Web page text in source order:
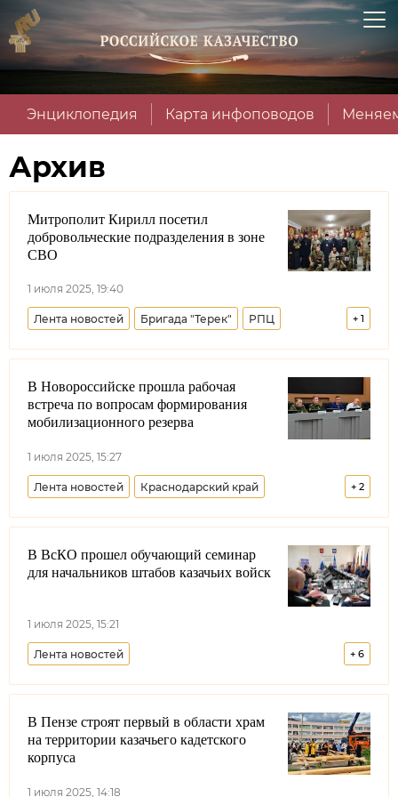
Энциклопедия Карта инфоповодов
Архив
Митрополит Кирилл посетил
добровольческие подразделения в зоне
СВО
1 июля 2025, 19:40
+ 1
Лента новостей Бригада "Терек" РПЦ
Синодальный комитет по взаимодействию с казачеством
В Новороссийске прошла рабочая
встреча по вопросам формирования
мобилизационного резерва
1 июля 2025, 15:27
+ 2
Лента новостей Краснодарский край
Минобороны РФ Черноморское казачье войско
В ВсКО прошел обучающий семинар
для начальников штабов казачьих войск
1 июля 2025, 15:21
+ 6
Лента новостей
Всероссийское казачье общество Москва
Дмитрий Миронов
Совет при Президенте РФ по делам казачества
В Пензе строят первый в области храм
на территории казачьего кадетского
корпуса
1 июля 2025, 14:18